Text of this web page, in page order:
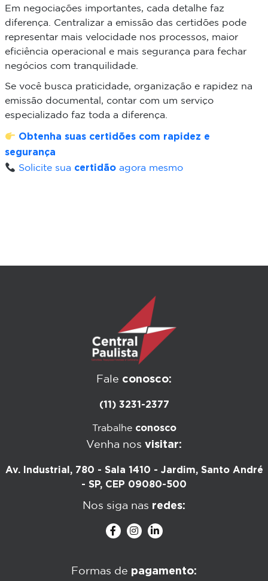
Em negociações importantes, cada detalhe faz
diferença. Centralizar a emissão das certidões pode
representar mais velocidade nos processos, maior
eficiência operacional e mais segurança para fechar
negócios com tranquilidade.
Se você busca praticidade, organização e rapidez na
emissão documental, contar com um serviço
especializado faz toda a diferença.
Obtenha suas certidões com rapidez e
segurança
Solicite sua certidãoagora mesmo
Fale conosco:
(11) 3231-2377
Trabalhe conosco
Venha nos visitar:
Av. Industrial, 780 - Sala 1410 - Jardim, Santo André
- SP, CEP 09080-500
Nos siga nas redes:
Formas de pagamento: